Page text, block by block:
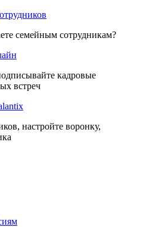
семейным сотрудникам?
кадровые
встреч
настройте воронку,